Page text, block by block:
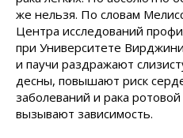
же нельзя. По словам
Центра исследований
при Университете
и паучи раздражают
десны, повышают риск
заболеваний и рака
вызывают зависимость.